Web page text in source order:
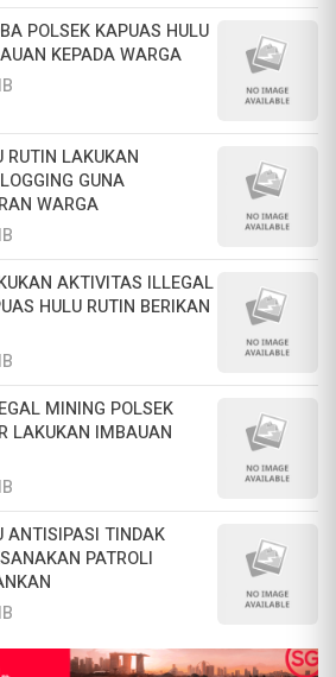
POLSEK KAPUAS HULU
KEPADA WARGA
RUTIN LAKUKAN
GUNA
WARGA
AKTIVITAS ILLEGAL
HULU RUTIN BERIKAN
MINING POLSEK
LAKUKAN IMBAUAN
ANTISIPASI TINDAK
PATROLI